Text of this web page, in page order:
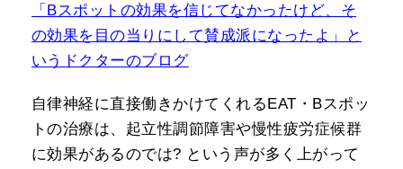
「Bスポットの効果を信じてなかったけど、そ
の効果を目の当りにして賛成派になったよ」と
いうドクターのブログ
自律神経に直接働きかけてくれるEAT・Bスポッ
トの治療は、起立性調節障害や慢性疲労症候群
に効果があるのでは? という声が多く上がって